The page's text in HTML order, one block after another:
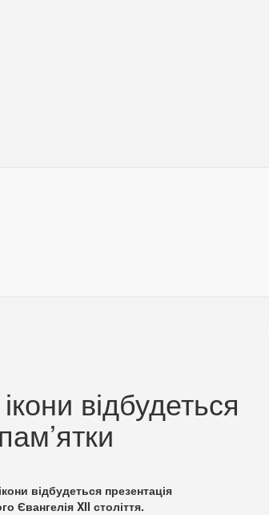
відбудеться
відбудеться презентація
Євангелія XII століття.